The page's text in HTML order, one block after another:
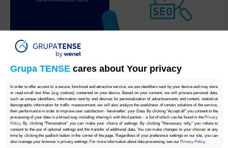
Grupa TENSE cares about Your privacy
In order to offer access to a secure, functional and attractive service, we use identifiers sent by your device and may store
or read small text files (e.g. cookies) contained on your device. Based on your consent, we will process personal data,
such as unique identifiers, information sent by end devices for personalization of advertisements and content, statistical
demographic information for traffic measurement, we will also analyze the usefulness of certain solutions of the service,
their performance in order to improve user satisfaction - hereinafter: your Data. By clicking "Accept all" you consent to the
processing of your data in a broad way, including sharing it with third parties - a list of which can be found in the Privacy
Policy. By clicking "Personalize" you can make your choice of settings. By clicking "Necessary only," you refuse to
consent to the use of optional settings and the transfer of additional data. You can make changes to your choices at any
time by clicking the padlock button in the corner of the page. Regardless of your preference settings on our site, you can
also manage your browser`s privacy settings. For more information about data processing, see our Privacy Policy.
Grupa TENSE